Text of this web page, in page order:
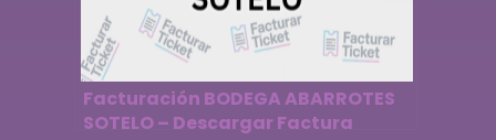
Facturación BODEGA ABARROTES
SOTELO – Descargar Factura